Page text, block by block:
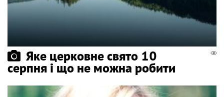
Яке церковне свято 10
серпня і що не можна робити